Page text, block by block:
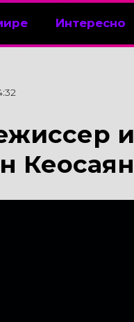
Интересно
и
Кеосаян